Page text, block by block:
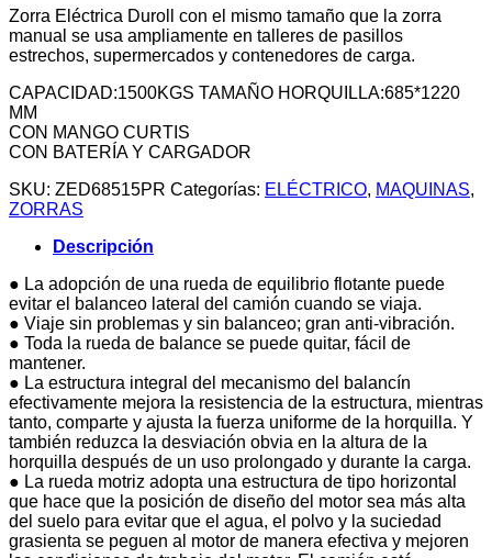
Zorra Eléctrica Duroll con el mismo tamaño que la zorra
manual se usa ampliamente en talleres de pasillos
estrechos, supermercados y contenedores de carga.
CAPACIDAD:1500KGS TAMAÑO HORQUILLA:685*1220
MM
CON MANGO CURTIS
CON BATERÍA Y CARGADOR
SKU: ZED68515PR Categorías: ELÉCTRICO, MAQUINAS,
ZORRAS
Descripción
● La adopción de una rueda de equilibrio flotante puede
evitar el balanceo lateral del camión cuando se viaja.
● Viaje sin problemas y sin balanceo; gran anti-vibración.
● Toda la rueda de balance se puede quitar, fácil de
mantener.
● La estructura integral del mecanismo del balancín
efectivamente mejora la resistencia de la estructura, mientras
tanto, comparte y ajusta la fuerza uniforme de la horquilla. Y
también reduzca la desviación obvia en la altura de la
horquilla después de un uso prolongado y durante la carga.
● La rueda motriz adopta una estructura de tipo horizontal
que hace que la posición de diseño del motor sea más alta
del suelo para evitar que el agua, el polvo y la suciedad
grasienta se peguen al motor de manera efectiva y mejoren